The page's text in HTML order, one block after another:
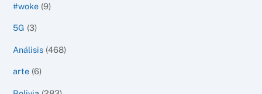
#woke (9)
5G (3)
Análisis (468)
arte (6)